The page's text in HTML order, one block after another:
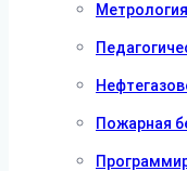
Метрология
Пожарная